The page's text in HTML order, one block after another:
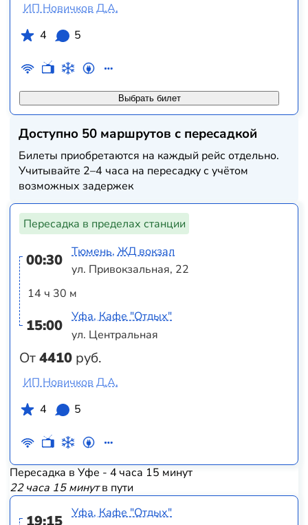
Выбрать билет
ИП Новичков Д.А.
4
5
Доступно 50 маршрутов с пересадкой
Билеты приобретаются на каждый рейс отдельно.
Учитывайте 2–4 часа на пересадку с учётом
возможных задержек
Пересадка в пределах станции
00:30
14 ч 30 м
15:00
От4410 руб.
Тюмень, ЖД вокзал
ул. Привокзальная, 22
Уфа, Кафе "Отдых"
ул. Центральная
ИП Новичков Д.А.
4
5
Пересадка в Уфе - 4 часа 15 минут
22 часа 15 минутв пути
Уфа, Кафе "Отдых"